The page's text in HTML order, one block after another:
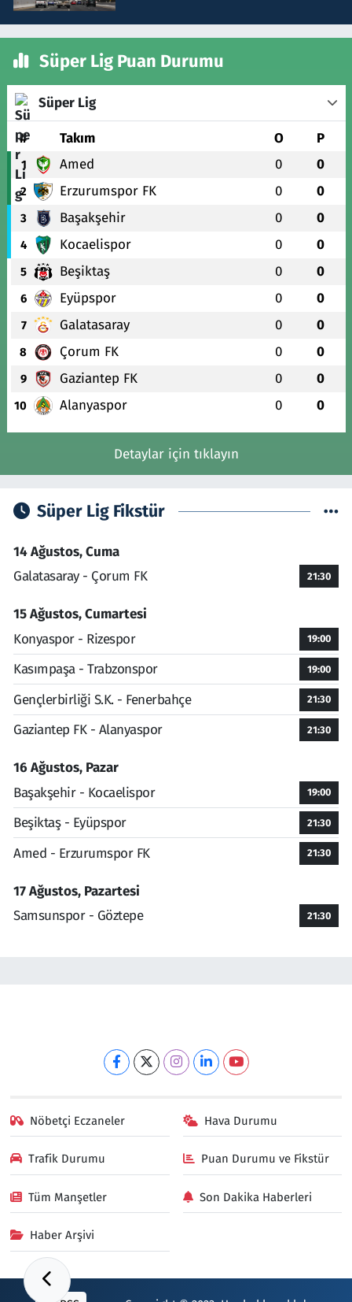
Süper Lig Puan Durumu
Süper Lig
# Takım O P
1 Amed 0 0
2 Erzurumspor FK 0 0
3 Başakşehir 0 0
4 Kocaelispor 0 0
5 Beşiktaş 0 0
6 Eyüpspor 0 0
7 Galatasaray 0 0
8 Çorum FK 0 0
9 Gaziantep FK 0 0
10 Alanyaspor 0 0
Detaylar için tıklayın
Süper Lig Fikstür
14 Ağustos, Cuma
Galatasaray - Çorum FK
21:30
15 Ağustos, Cumartesi
Konyaspor - Rizespor
19:00
Kasımpaşa - Trabzonspor 19:00
Gençlerbirliği S.K. - Fenerbahçe 21:30
Gaziantep FK - Alanyaspor 21:30
16 Ağustos, Pazar
Başakşehir - Kocaelispor
19:00
Beşiktaş - Eyüpspor 21:30
Amed - Erzurumspor FK 21:30
17 Ağustos, Pazartesi
Samsunspor - Göztepe
21:30
Nöbetçi Eczaneler Hava Durumu
Trafik Durumu Puan Durumu ve Fikstür
Tüm Manşetler Son Dakika Haberleri
Haber Arşivi